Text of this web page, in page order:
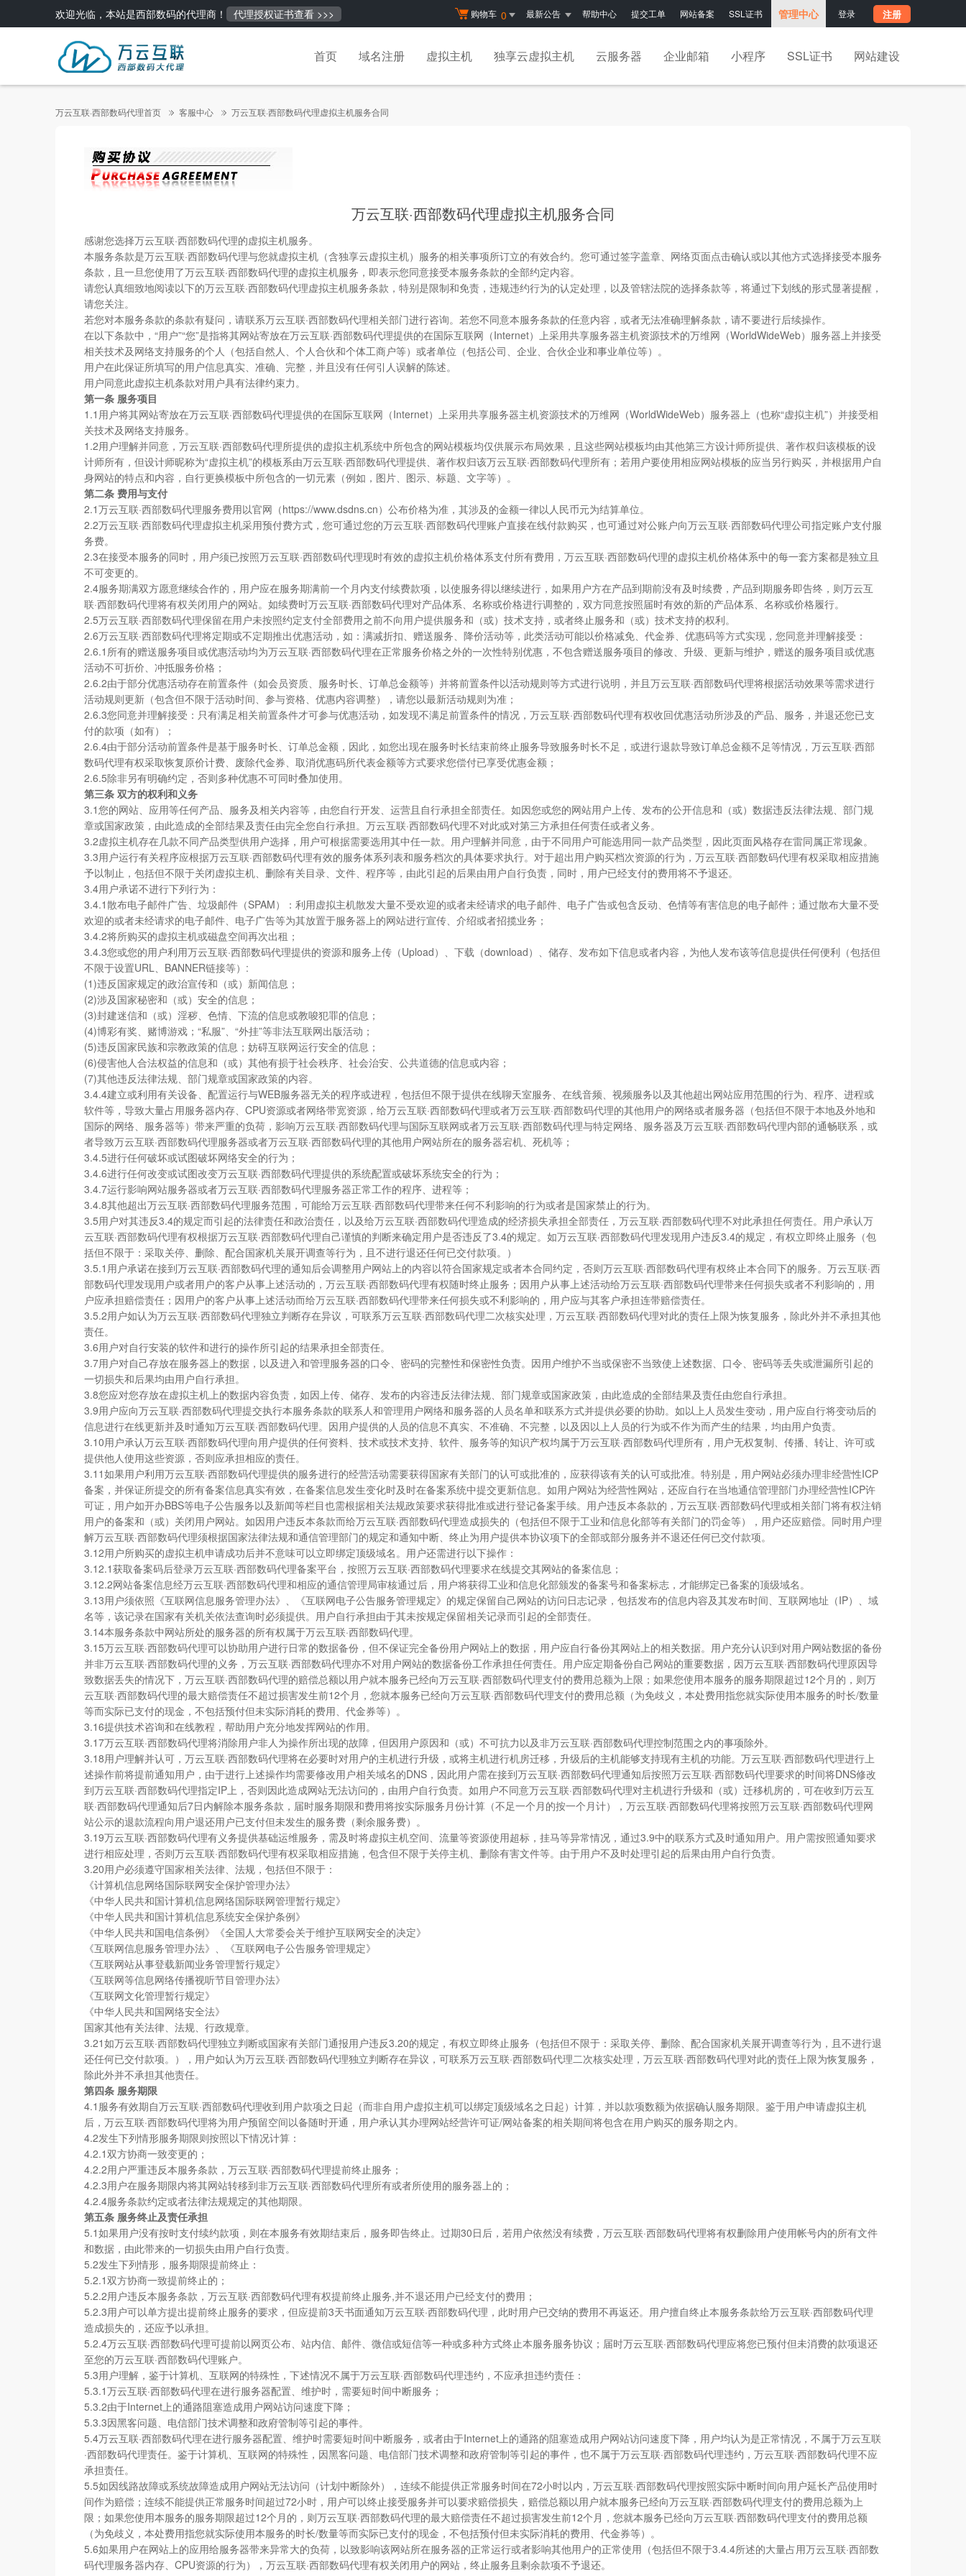
购物车 0 最新公告 帮助中心 提交工单 网站备案 SSL证书 管理中心 登录 注册
欢迎光临，本站是西部数码的代理商！ 代理授权证书查看 >>>
首页 域名注册 虚拟主机 独享云虚拟主机 云服务器 企业邮箱 小程序 SSL证书 网站建设
万云互联·西部数码代理首页 客服中心 万云互联·西部数码代理虚拟主机服务合同
万云互联·西部数码代理虚拟主机服务合同
感谢您选择万云互联·西部数码代理的虚拟主机服务。
本服务条款是万云互联·西部数码代理与您就虚拟主机（含独享云虚拟主机）服务的相关事项所订立的有效合约。您可通过签字盖章、网络页面点击确认或以其他方式选择接受本服务
条款，且一旦您使用了万云互联·西部数码代理的虚拟主机服务，即表示您同意接受本服务条款的全部约定内容。
请您认真细致地阅读以下的万云互联·西部数码代理虚拟主机服务条款，特别是限制和免责，违规违约行为的认定处理，以及管辖法院的选择条款等，将通过下划线的形式显著提醒，
请您关注。
若您对本服务条款的条款有疑问，请联系万云互联·西部数码代理相关部门进行咨询。若您不同意本服务条款的任意内容，或者无法准确理解条款，请不要进行后续操作。
在以下条款中，“用户”“您”是指将其网站寄放在万云互联·西部数码代理提供的在国际互联网（Internet）上采用共享服务器主机资源技术的万维网（WorldWideWeb）服务器上并接受
相关技术及网络支持服务的个人（包括自然人、个人合伙和个体工商户等）或者单位（包括公司、企业、合伙企业和事业单位等）。
用户在此保证所填写的用户信息真实、准确、完整，并且没有任何引人误解的陈述。
用户同意此虚拟主机条款对用户具有法律约束力。
第一条 服务项目
1.1用户将其网站寄放在万云互联·西部数码代理提供的在国际互联网（Internet）上采用共享服务器主机资源技术的万维网（WorldWideWeb）服务器上（也称“虚拟主机”）并接受相
关技术及网络支持服务。
1.2用户理解并同意，万云互联·西部数码代理所提供的虚拟主机系统中所包含的网站模板均仅供展示布局效果，且这些网站模板均由其他第三方设计师所提供、著作权归该模板的设
计师所有，但设计师昵称为“虚拟主机”的模板系由万云互联·西部数码代理提供、著作权归该万云互联·西部数码代理所有；若用户要使用相应网站模板的应当另行购买，并根据用户自
身网站的特点和内容，自行更换模板中所包含的一切元素（例如，图片、图示、标题、文字等）。
第二条 费用与支付
2.1万云互联·西部数码代理服务费用以官网（https://www.dsdns.cn）公布价格为准，其涉及的金额一律以人民币元为结算单位。
2.2万云互联·西部数码代理虚拟主机采用预付费方式，您可通过您的万云互联·西部数码代理账户直接在线付款购买，也可通过对公账户向万云互联·西部数码代理公司指定账户支付服
务费。
2.3在接受本服务的同时，用户须已按照万云互联·西部数码代理现时有效的虚拟主机价格体系支付所有费用，万云互联·西部数码代理的虚拟主机价格体系中的每一套方案都是独立且
不可变更的。
2.4服务期满双方愿意继续合作的，用户应在服务期满前一个月内支付续费款项，以使服务得以继续进行，如果用户方在产品到期前没有及时续费，产品到期服务即告终，则万云互
联·西部数码代理将有权关闭用户的网站。如续费时万云互联·西部数码代理对产品体系、名称或价格进行调整的，双方同意按照届时有效的新的产品体系、名称或价格履行。
2.5万云互联·西部数码代理保留在用户未按照约定支付全部费用之前不向用户提供服务和（或）技术支持，或者终止服务和（或）技术支持的权利。
2.6万云互联·西部数码代理将定期或不定期推出优惠活动，如：满减折扣、赠送服务、降价活动等，此类活动可能以价格减免、代金券、优惠码等方式实现，您同意并理解接受：
2.6.1所有的赠送服务项目或优惠活动均为万云互联·西部数码代理在正常服务价格之外的一次性特别优惠，不包含赠送服务项目的修改、升级、更新与维护，赠送的服务项目或优惠
活动不可折价、冲抵服务价格；
2.6.2由于部分优惠活动存在前置条件（如会员资质、服务时长、订单总金额等）并将前置条件以活动规则等方式进行说明，并且万云互联·西部数码代理将根据活动效果等需求进行
活动规则更新（包含但不限于活动时间、参与资格、优惠内容调整），请您以最新活动规则为准；
2.6.3您同意并理解接受：只有满足相关前置条件才可参与优惠活动，如发现不满足前置条件的情况，万云互联·西部数码代理有权收回优惠活动所涉及的产品、服务，并退还您已支
付的款项（如有）；
2.6.4由于部分活动前置条件是基于服务时长、订单总金额，因此，如您出现在服务时长结束前终止服务导致服务时长不足，或进行退款导致订单总金额不足等情况，万云互联·西部
数码代理有权采取恢复原价计费、废除代金券、取消优惠码所代表金额等方式要求您偿付已享受优惠金额；
2.6.5除非另有明确约定，否则多种优惠不可同时叠加使用。
第三条 双方的权利和义务
3.1您的网站、应用等任何产品、服务及相关内容等，由您自行开发、运营且自行承担全部责任。如因您或您的网站用户上传、发布的公开信息和（或）数据违反法律法规、部门规
章或国家政策，由此造成的全部结果及责任由完全您自行承担。万云互联·西部数码代理不对此或对第三方承担任何责任或者义务。
3.2虚拟主机存在几款不同产品类型供用户选择，用户可根据需要选用其中任一款。用户理解并同意，由于不同用户可能选用同一款产品类型，因此页面风格存在雷同属正常现象。
3.3用户运行有关程序应根据万云互联·西部数码代理有效的服务体系列表和服务档次的具体要求执行。对于超出用户购买档次资源的行为，万云互联·西部数码代理有权采取相应措施
予以制止，包括但不限于关闭虚拟主机、删除有关目录、文件、程序等，由此引起的后果由用户自行负责，同时，用户已经支付的费用将不予退还。
3.4用户承诺不进行下列行为：
3.4.1散布电子邮件广告、垃圾邮件（SPAM）：利用虚拟主机散发大量不受欢迎的或者未经请求的电子邮件、电子广告或包含反动、色情等有害信息的电子邮件；通过散布大量不受
欢迎的或者未经请求的电子邮件、电子广告等为其放置于服务器上的网站进行宣传、介绍或者招揽业务；
3.4.2将所购买的虚拟主机或磁盘空间再次出租；
3.4.3您或您的用户利用万云互联·西部数码代理提供的资源和服务上传（Upload）、下载（download）、储存、发布如下信息或者内容，为他人发布该等信息提供任何便利（包括但
不限于设置URL、BANNER链接等）:
(1)违反国家规定的政治宣传和（或）新闻信息；
(2)涉及国家秘密和（或）安全的信息；
(3)封建迷信和（或）淫秽、色情、下流的信息或教唆犯罪的信息；
(4)博彩有奖、赌博游戏；“私服”、“外挂”等非法互联网出版活动；
(5)违反国家民族和宗教政策的信息；妨碍互联网运行安全的信息；
(6)侵害他人合法权益的信息和（或）其他有损于社会秩序、社会治安、公共道德的信息或内容；
(7)其他违反法律法规、部门规章或国家政策的内容。
3.4.4建立或利用有关设备、配置运行与WEB服务器无关的程序或进程，包括但不限于提供在线聊天室服务、在线音频、视频服务以及其他超出网站应用范围的行为、程序、进程或
软件等，导致大量占用服务器内存、CPU资源或者网络带宽资源，给万云互联·西部数码代理或者万云互联·西部数码代理的其他用户的网络或者服务器（包括但不限于本地及外地和
国际的网络、服务器等）带来严重的负荷，影响万云互联·西部数码代理与国际互联网或者万云互联·西部数码代理与特定网络、服务器及万云互联·西部数码代理内部的通畅联系，或
者导致万云互联·西部数码代理服务器或者万云互联·西部数码代理的其他用户网站所在的服务器宕机、死机等；
3.4.5进行任何破坏或试图破坏网络安全的行为；
3.4.6进行任何改变或试图改变万云互联·西部数码代理提供的系统配置或破坏系统安全的行为；
3.4.7运行影响网站服务器或者万云互联·西部数码代理服务器正常工作的程序、进程等；
3.4.8其他超出万云互联·西部数码代理服务范围，可能给万云互联·西部数码代理带来任何不利影响的行为或者是国家禁止的行为。
3.5用户对其违反3.4的规定而引起的法律责任和政治责任，以及给万云互联·西部数码代理造成的经济损失承担全部责任，万云互联·西部数码代理不对此承担任何责任。用户承认万
云互联·西部数码代理有权根据万云互联·西部数码代理自己谨慎的判断来确定用户是否违反了3.4的规定。如万云互联·西部数码代理发现用户违反3.4的规定，有权立即终止服务（包
括但不限于：采取关停、删除、配合国家机关展开调查等行为，且不进行退还任何已交付款项。）
3.5.1用户承诺在接到万云互联·西部数码代理的通知后会调整用户网站上的内容以符合国家规定或者本合同约定，否则万云互联·西部数码代理有权终止本合同下的服务。万云互联·西
部数码代理发现用户或者用户的客户从事上述活动的，万云互联·西部数码代理有权随时终止服务；因用户从事上述活动给万云互联·西部数码代理带来任何损失或者不利影响的，用
户应承担赔偿责任；因用户的客户从事上述活动而给万云互联·西部数码代理带来任何损失或不利影响的，用户应与其客户承担连带赔偿责任。
3.5.2用户如认为万云互联·西部数码代理独立判断存在异议，可联系万云互联·西部数码代理二次核实处理，万云互联·西部数码代理对此的责任上限为恢复服务，除此外并不承担其他
责任。
3.6用户对自行安装的软件和进行的操作所引起的结果承担全部责任。
3.7用户对自己存放在服务器上的数据，以及进入和管理服务器的口令、密码的完整性和保密性负责。因用户维护不当或保密不当致使上述数据、口令、密码等丢失或泄漏所引起的
一切损失和后果均由用户自行承担。
3.8您应对您存放在虚拟主机上的数据内容负责，如因上传、储存、发布的内容违反法律法规、部门规章或国家政策，由此造成的全部结果及责任由您自行承担。
3.9用户应向万云互联·西部数码代理提交执行本服务条款的联系人和管理用户网络和服务器的人员名单和联系方式并提供必要的协助。如以上人员发生变动，用户应自行将变动后的
信息进行在线更新并及时通知万云互联·西部数码代理。因用户提供的人员的信息不真实、不准确、不完整，以及因以上人员的行为或不作为而产生的结果，均由用户负责。
3.10用户承认万云互联·西部数码代理向用户提供的任何资料、技术或技术支持、软件、服务等的知识产权均属于万云互联·西部数码代理所有，用户无权复制、传播、转让、许可或
提供他人使用这些资源，否则应承担相应的责任。
3.11如果用户利用万云互联·西部数码代理提供的服务进行的经营活动需要获得国家有关部门的认可或批准的，应获得该有关的认可或批准。特别是，用户网站必须办理非经营性ICP
备案，并保证所提交的所有备案信息真实有效，在备案信息发生变化时及时在备案系统中提交更新信息。如用户网站为经营性网站，还应自行在当地通信管理部门办理经营性ICP许
可证，用户如开办BBS等电子公告服务以及新闻等栏目也需根据相关法规政策要求获得批准或进行登记备案手续。用户违反本条款的，万云互联·西部数码代理或相关部门将有权注销
用户的备案和（或）关闭用户网站。如因用户违反本条款而给万云互联·西部数码代理造成损失的（包括但不限于工业和信息化部等有关部门的罚金等），用户还应赔偿。同时用户理
解万云互联·西部数码代理须根据国家法律法规和通信管理部门的规定和通知中断、终止为用户提供本协议项下的全部或部分服务并不退还任何已交付款项。
3.12用户所购买的虚拟主机申请成功后并不意味可以立即绑定顶级域名。用户还需进行以下操作：
3.12.1获取备案码后登录万云互联·西部数码代理备案平台，按照万云互联·西部数码代理要求在线提交其网站的备案信息；
3.12.2网站备案信息经万云互联·西部数码代理和相应的通信管理局审核通过后，用户将获得工业和信息化部颁发的备案号和备案标志，才能绑定已备案的顶级域名。
3.13用户须依照《互联网信息服务管理办法》、《互联网电子公告服务管理规定》的规定保留自己网站的访问日志记录，包括发布的信息内容及其发布时间、互联网地址（IP）、域
名等，该记录在国家有关机关依法查询时必须提供。用户自行承担由于其未按规定保留相关记录而引起的全部责任。
3.14本服务条款中网站所处的服务器的所有权属于万云互联·西部数码代理。
3.15万云互联·西部数码代理可以协助用户进行日常的数据备份，但不保证完全备份用户网站上的数据，用户应自行备份其网站上的相关数据。用户充分认识到对用户网站数据的备份
并非万云互联·西部数码代理的义务，万云互联·西部数码代理亦不对用户网站的数据备份工作承担任何责任。用户应定期备份自己网站的重要数据，因万云互联·西部数码代理原因导
致数据丢失的情况下，万云互联·西部数码代理的赔偿总额以用户就本服务已经向万云互联·西部数码代理支付的费用总额为上限；如果您使用本服务的服务期限超过12个月的，则万
云互联·西部数码代理的最大赔偿责任不超过损害发生前12个月，您就本服务已经向万云互联·西部数码代理支付的费用总额（为免歧义，本处费用指您就实际使用本服务的时长/数量
等而实际已支付的现金，不包括预付但未实际消耗的费用、代金券等）。
3.16提供技术咨询和在线教程，帮助用户充分地发挥网站的作用。
3.17万云互联·西部数码代理将消除用户非人为操作所出现的故障，但因用户原因和（或）不可抗力以及非万云互联·西部数码代理控制范围之内的事项除外。
3.18用户理解并认可，万云互联·西部数码代理将在必要时对用户的主机进行升级，或将主机进行机房迁移，升级后的主机能够支持现有主机的功能。万云互联·西部数码代理进行上
述操作前将提前通知用户，由于进行上述操作均需要修改用户相关域名的DNS，因此用户需在接到万云互联·西部数码代理通知后按照万云互联·西部数码代理要求的时间将DNS修改
到万云互联·西部数码代理指定IP上，否则因此造成网站无法访问的，由用户自行负责。如用户不同意万云互联·西部数码代理对主机进行升级和（或）迁移机房的，可在收到万云互
联·西部数码代理通知后7日内解除本服务条款，届时服务期限和费用将按实际服务月份计算（不足一个月的按一个月计），万云互联·西部数码代理将按照万云互联·西部数码代理网
站公示的退款流程向用户退还用户已支付但未发生的服务费（剩余服务费）。
3.19万云互联·西部数码代理有义务提供基础运维服务，需及时将虚拟主机空间、流量等资源使用超标，挂马等异常情况，通过3.9中的联系方式及时通知用户。用户需按照通知要求
进行相应处理，否则万云互联·西部数码代理有权采取相应措施，包含但不限于关停主机、删除有害文件等。由于用户不及时处理引起的后果由用户自行负责。
3.20用户必须遵守国家相关法律、法规，包括但不限于：
《计算机信息网络国际联网安全保护管理办法》
《中华人民共和国计算机信息网络国际联网管理暂行规定》
《中华人民共和国计算机信息系统安全保护条例》
《中华人民共和国电信条例》《全国人大常委会关于维护互联网安全的决定》
《互联网信息服务管理办法》、《互联网电子公告服务管理规定》
《互联网站从事登载新闻业务管理暂行规定》
《互联网等信息网络传播视听节目管理办法》
《互联网文化管理暂行规定》
《中华人民共和国网络安全法》
国家其他有关法律、法规、行政规章。
3.21如万云互联·西部数码代理独立判断或国家有关部门通报用户违反3.20的规定，有权立即终止服务（包括但不限于：采取关停、删除、配合国家机关展开调查等行为，且不进行退
还任何已交付款项。），用户如认为万云互联·西部数码代理独立判断存在异议，可联系万云互联·西部数码代理二次核实处理，万云互联·西部数码代理对此的责任上限为恢复服务，
除此外并不承担其他责任。
第四条 服务期限
4.1服务有效期自万云互联·西部数码代理收到用户款项之日起（而非自用户虚拟主机可以绑定顶级域名之日起）计算，并以款项数额为依据确认服务期限。鉴于用户申请虚拟主机
后，万云互联·西部数码代理将为用户预留空间以备随时开通，用户承认其办理网站经营许可证/网站备案的相关期间将包含在用户购买的服务期之内。
4.2发生下列情形服务期限则按照以下情况计算：
4.2.1双方协商一致变更的；
4.2.2用户严重违反本服务条款，万云互联·西部数码代理提前终止服务；
4.2.3用户在服务期限内将其网站转移到非万云互联·西部数码代理所有或者所使用的服务器上的；
4.2.4服务条款约定或者法律法规规定的其他期限。
第五条 服务终止及责任承担
5.1如果用户没有按时支付续约款项，则在本服务有效期结束后，服务即告终止。过期30日后，若用户依然没有续费，万云互联·西部数码代理将有权删除用户使用帐号内的所有文件
和数据，由此带来的一切损失由用户自行负责。
5.2发生下列情形，服务期限提前终止：
5.2.1双方协商一致提前终止的；
5.2.2用户违反本服务条款，万云互联·西部数码代理有权提前终止服务,并不退还用户已经支付的费用；
5.2.3用户可以单方提出提前终止服务的要求，但应提前3天书面通知万云互联·西部数码代理，此时用户已交纳的费用不再返还。用户擅自终止本服务条款给万云互联·西部数码代理
造成损失的，还应予以承担。
5.2.4万云互联·西部数码代理可提前以网页公布、站内信、邮件、微信或短信等一种或多种方式终止本服务服务协议；届时万云互联·西部数码代理应将您已预付但未消费的款项退还
至您的万云互联·西部数码代理账户。
5.3用户理解，鉴于计算机、互联网的特殊性，下述情况不属于万云互联·西部数码代理违约，不应承担违约责任：
5.3.1万云互联·西部数码代理在进行服务器配置、维护时，需要短时间中断服务；
5.3.2由于Internet上的通路阻塞造成用户网站访问速度下降；
5.3.3因黑客问题、电信部门技术调整和政府管制等引起的事件。
5.4万云互联·西部数码代理在进行服务器配置、维护时需要短时间中断服务，或者由于Internet上的通路的阻塞造成用户网站访问速度下降，用户均认为是正常情况，不属于万云互联
·西部数码代理责任。鉴于计算机、互联网的特殊性，因黑客问题、电信部门技术调整和政府管制等引起的事件，也不属于万云互联·西部数码代理违约，万云互联·西部数码代理不应
承担责任。
5.5如因线路故障或系统故障造成用户网站无法访问（计划中断除外），连续不能提供正常服务时间在72小时以内，万云互联·西部数码代理按照实际中断时间向用户延长产品使用时
间作为赔偿；连续不能提供正常服务时间超过72小时，用户可以终止接受服务并可以要求赔偿损失，赔偿总额以用户就本服务已经向万云互联·西部数码代理支付的费用总额为上
限；如果您使用本服务的服务期限超过12个月的，则万云互联·西部数码代理的最大赔偿责任不超过损害发生前12个月，您就本服务已经向万云互联·西部数码代理支付的费用总额
（为免歧义，本处费用指您就实际使用本服务的时长/数量等而实际已支付的现金，不包括预付但未实际消耗的费用、代金券等）。
5.6如果用户在网站上的应用给服务器带来异常大的负荷，以致影响该网站所在服务器的正常运行或者影响其他用户的正常使用（包括但不限于3.4.4所述的大量占用万云互联·西部数
码代理服务器内存、CPU资源的行为），万云互联·西部数码代理有权关闭用户的网站，终止服务且剩余款项不予退还。